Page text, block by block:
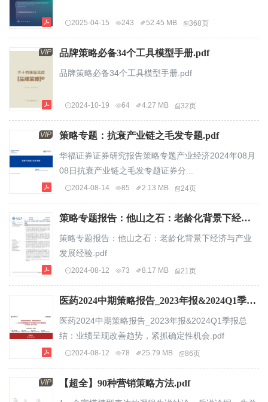
2025-04-15 243 52.45 MB 368页
VIP 品牌策略必备34个工具模型手册.pdf
品牌策略必备34个工具模型手册.pdf
2024-10-19 64 4.27 MB 32页
VIP 策略专题：抗衰产业链之毛发专题.pdf
华福证券证券研究报告策略专题产业经济2024年08月
08日抗衰产业链之毛发专题证券分...
2024-08-14 85 2.13 MB 24页
策略专题报告：他山之石：老龄化背景下经济与产业发展经验.pdf
策略专题报告：他山之石：老龄化背景下经济与产业
发展经验.pdf
2024-08-12 73 8.17 MB 21页
医药2024中期策略报告_2023年报&2024Q1季报总结：业绩呈现改善趋势，紧抓确定性机会.pdf
医药2024中期策略报告_2023年报&2024Q1季报总
结：业绩呈现改善趋势，紧抓确定性机会.pdf
2024-08-12 78 25.79 MB 86页
VIP 【超全】90种营销策略方法.pdf